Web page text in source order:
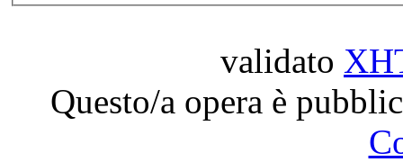
validato
Questo/a opera è